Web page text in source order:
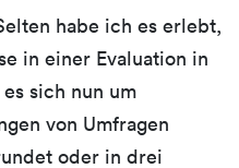
habe ich es erlebt,
in einer Evaluation in
sich nun um
von Umfragen
oder in drei